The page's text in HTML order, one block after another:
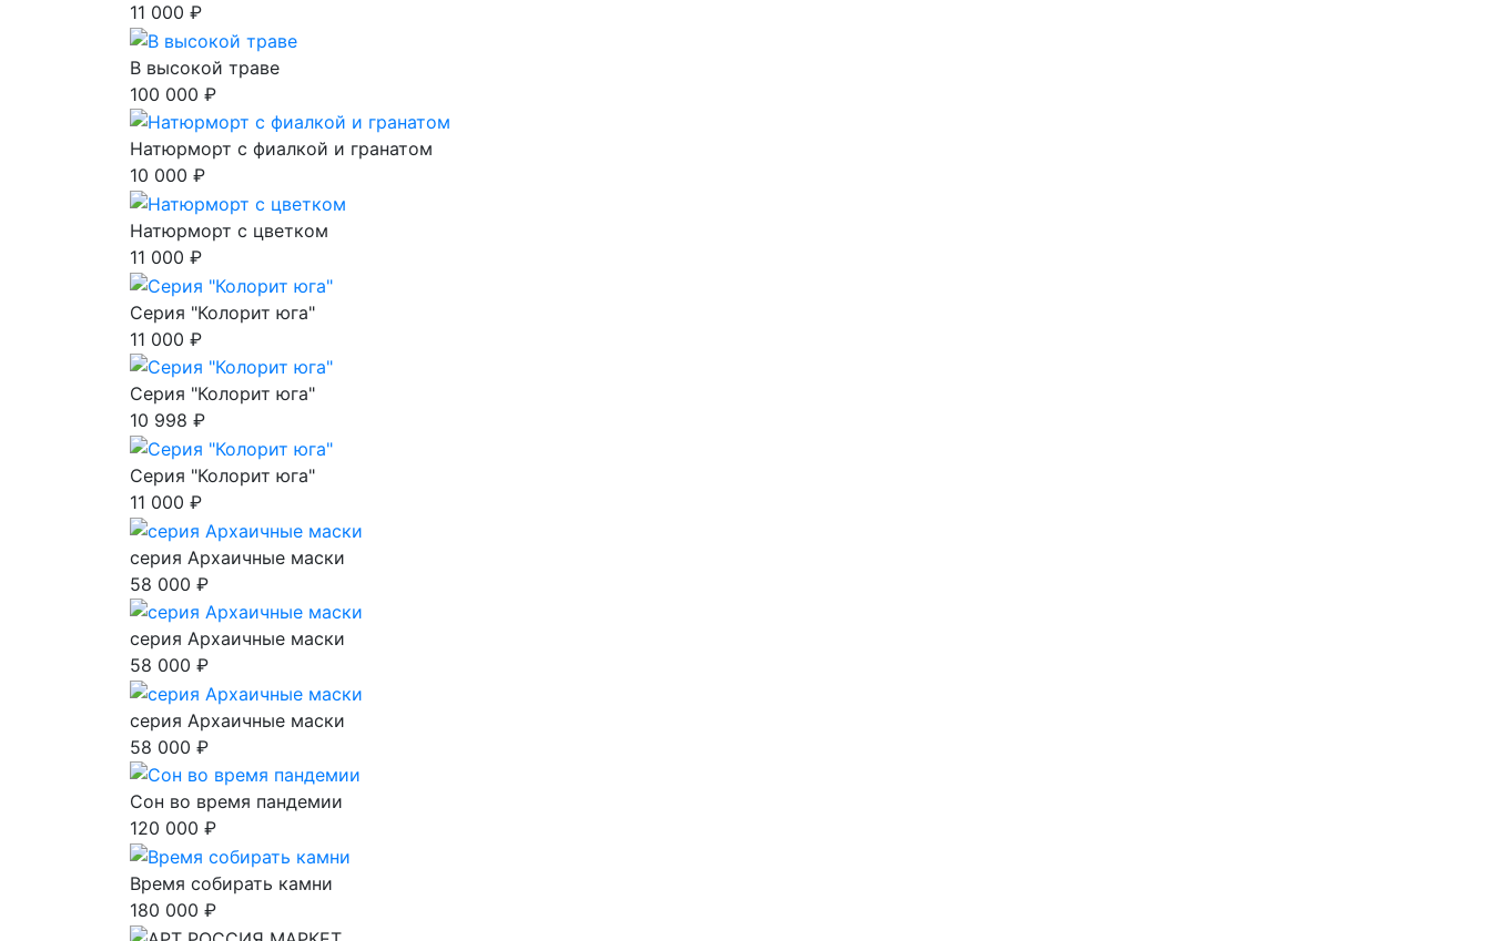
11 000 ₽
В высокой траве
100 000 ₽
Натюрморт с фиалкой и гранатом
10 000 ₽
Натюрморт с цветком
11 000 ₽
Серия "Колорит юга"
11 000 ₽
Серия "Колорит юга"
10 998 ₽
Серия "Колорит юга"
11 000 ₽
серия Архаичные маски
58 000 ₽
серия Архаичные маски
58 000 ₽
серия Архаичные маски
58 000 ₽
Сон во время пандемии
120 000 ₽
Время собирать камни
180 000 ₽